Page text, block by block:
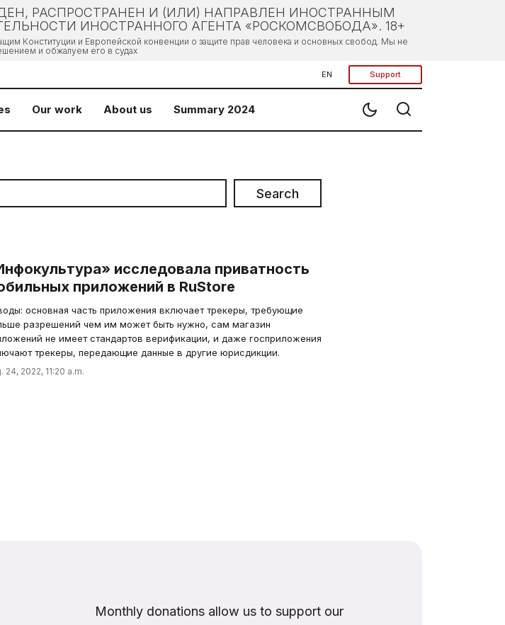
РАСПРОСТРАНЕН И (ИЛИ) НАПРАВЛЕН ИНОСТРАННЫМ
ИНОСТРАННОГО АГЕНТА «РОСКОМСВОБОДА». 18+
Конституции и Европейской конвенции о защите прав человека и основных свобод. Мы не
и обжалуем его в судах
EN Support
Our work About us Summary 2024
Search
исследовала приватность
приложений в RuStore
основная часть приложения включает трекеры, требующие
разрешений чем им может быть нужно, сам магазин
не имеет стандартов верификации, и даже госприложения
трекеры, передающие данные в другие юрисдикции.
24, 2022, 11:20 a.m.
Monthly donations allow us to support our